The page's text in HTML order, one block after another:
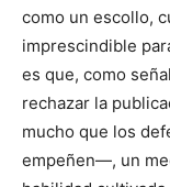
como un escollo,
imprescindible
es que, como
rechazar la
mucho que los
empeñen—, un